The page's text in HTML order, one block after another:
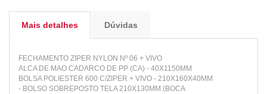
Mais detalhes Dúvidas
FECHAMENTO ZIPER NYLON Nº 06 + VIVO
ALCA DE MAO CADARCO DE PP (CA) - 40X1150MM
BOLSA POLIESTER 600 C/ZIPER + VIVO - 210X160X40MM
- BOLSO SOBREPOSTO TELA 210X130MM (BOCA